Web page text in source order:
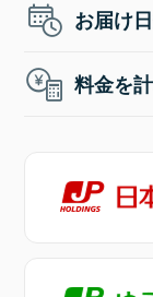
お届け
料金を